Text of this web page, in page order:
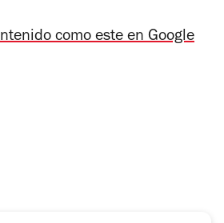
como este en Google